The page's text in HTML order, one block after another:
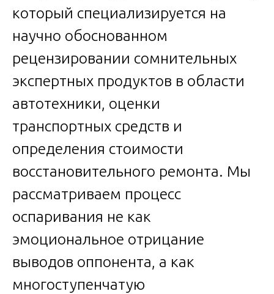
который специализируется на
научно обоснованном
рецензировании сомнительных
экспертных продуктов в области
автотехники, оценки
транспортных средств и
определения стоимости
восстановительного ремонта. Мы
рассматриваем процесс
оспаривания не как
эмоциональное отрицание
выводов оппонента, а как
многоступенчатую